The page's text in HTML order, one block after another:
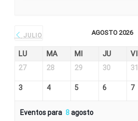
JULIO AGOSTO 2026
LU MA MI JU VI
27 28 29 30 31
3 4 5 6 7
Eventos para 8agosto